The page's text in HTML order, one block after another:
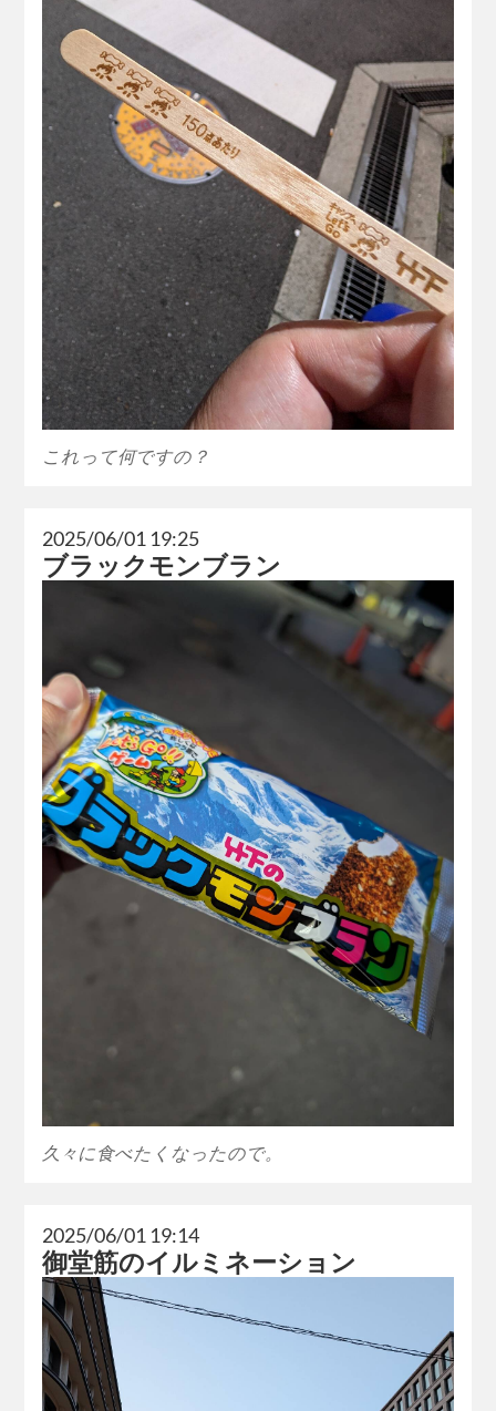
これって何ですの？
2025/06/01 19:25
ブラックモンブラン
久々に食べたくなったので。
2025/06/01 19:14
御堂筋のイルミネーション